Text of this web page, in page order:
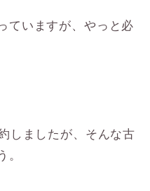
ていますが、やっと必
しましたが、そんな古
。